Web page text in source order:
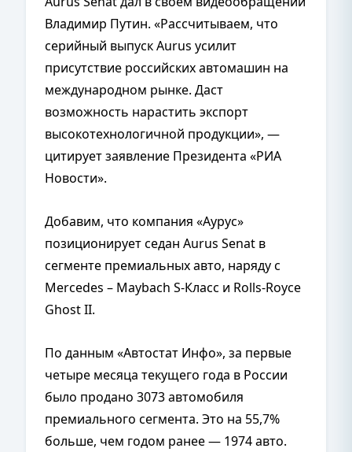
Владимир Путин. «Рассчитываем, что
серийный выпуск Aurus усилит
присутствие российских автомашин на
международном рынке. Даст
возможность нарастить экспорт
высокотехнологичной продукции», —
цитирует заявление Президента «РИА
Новости».
Добавим, что компания «Аурус»
позиционирует седан Aurus Senat в
сегменте премиальных авто, наряду с
Mercedes – Maybach S-Класс и Rolls-Royce
Ghost II.
По данным «Автостат Инфо», за первые
четыре месяца текущего года в России
было продано 3073 автомобиля
премиального сегмента. Это на 55,7%
больше, чем годом ранее — 1974 авто.